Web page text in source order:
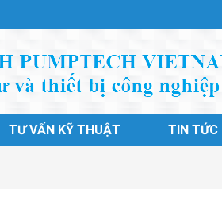
TƯ VẤN KỸ THUẬT TIN TỨC